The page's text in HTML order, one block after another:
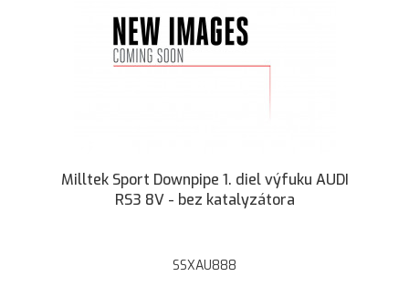
Milltek Sport Downpipe 1. diel výfuku AUDI
RS3 8V - bez katalyzátora
SSXAU888